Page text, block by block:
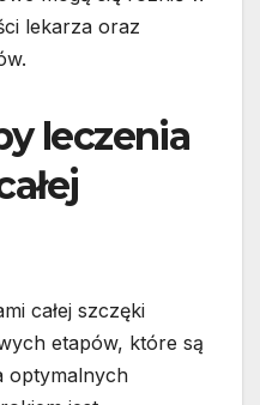
lekarza oraz
leczenia
całej szczęki
etapów, które są
optymalnych